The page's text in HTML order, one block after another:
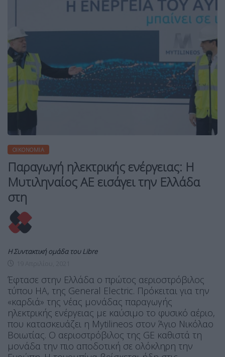
ΟΙΚΟΝΟΜΊΑ
Παραγωγή ηλεκτρικής ενέργειας: H
Μυτιληναίος ΑΕ εισάγει την Ελλάδα
στη
Η Συντακτική ομάδα του Libre
Έφτασε στην Ελλάδα ο πρώτος αεριοστρόβιλος
τύπου HA, της General Electric. Πρόκειται για την
«καρδιά» της νέας μονάδας παραγωγής
ηλεκτρικής ενέργειας με καύσιμο το φυσικό αέριο,
που κατασκευάζει η Mytilineos στον Άγιο Νικόλαο
Βοιωτίας. Ο αεριοστρόβιλος της GE καθιστά τη
μονάδα την πιο αποδοτική σε ολόκληρη την